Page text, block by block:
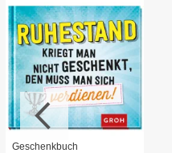
Geschenkbuch